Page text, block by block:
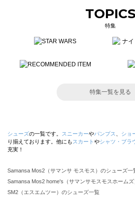
TOPICS
特集
特集一覧を見る
シューズの一覧です。 スニーカーやパンプス ショ
り揃えております。他にも スカート やシャツ・ブラ
充実！
Samansa Mos2（サマンサ モスモス）のシューズ一
Samansa Mos2 home's（サマンサモスモスホーム
SM2（エスエムツー）のシューズ一覧